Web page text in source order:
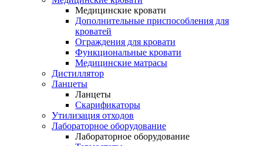
Медицинские кровати
Дополнительные приспособления для
кроватей
Ограждения для кровати
Функциональные кровати
Медицинские матрасы
Дистиллятор
Ланцеты
Ланцеты
Скарификаторы
Утилизация отходов
Лабораторное оборудование
Лабораторное оборудование